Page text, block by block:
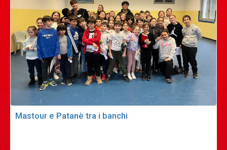
Mastour e Patanè tra i banchi